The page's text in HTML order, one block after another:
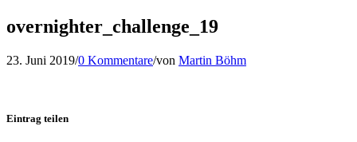
overnighter_challenge_19
23. Juni 2019/0 Kommentare/von Martin Böhm
Eintrag teilen